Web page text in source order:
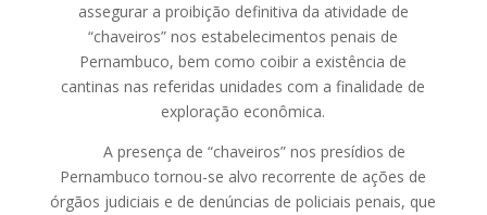
assegurar a proibição definitiva da atividade de
“chaveiros” nos estabelecimentos penais de
Pernambuco, bem como coibir a existência de
cantinas nas referidas unidades com a finalidade de
exploração econômica.
A presença de “chaveiros” nos presídios de
Pernambuco tornou-se alvo recorrente de ações de
órgãos judiciais e de denúncias de policiais penais, que